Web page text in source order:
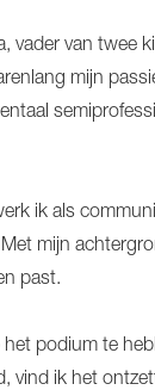
vader van twee
mijn
ik als
mijn
past.
het podium te
vind ik het